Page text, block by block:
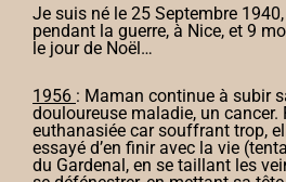
Je suis né le 25 Septembre
pendant la guerre, à Nice, et 9
le jour de Noël…
1956 : Maman continue à subir
douloureuse maladie, un cancer.
euthanasiée car souffrant trop,
essayé d’en finir avec la vie
du Gardenal, en se taillant les